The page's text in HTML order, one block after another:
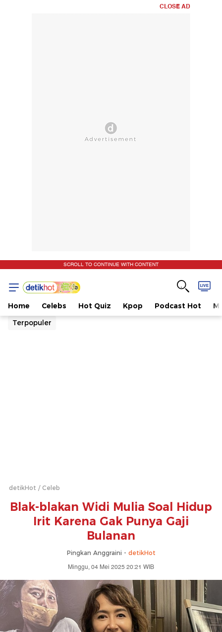
CLOSE AD
SCROLL TO CONTINUE WITH CONTENT
Home Celebs Hot Quiz Kpop Podcast Hot
Terpopuler
detikHot Celeb
Blak-blakan Widi Mulia Soal Hidup
Irit Karena Gak Punya Gaji
Bulanan
Pingkan Anggraini - detikHot
Minggu, 04 Mei 2025 20:21 WIB